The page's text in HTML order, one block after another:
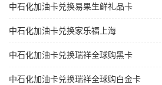
中石化加油卡兑换易果生鲜礼品卡
中石化加油卡兑换家乐福上海
中石化加油卡兑换瑞祥全球购黑卡
中石化加油卡兑换瑞祥全球购白金卡